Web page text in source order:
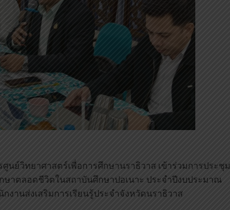
ศูนย์วิทยาศาสตร์เพื่อการศึกษานราธิวาส เข้าร่วมการประชุม
ษาตลอดชีวิตในสถาบันศึกษาปอเนาะ ประจำปีงบประมาณ
านส่งเสริมการเรียนรู้ประจำจังหวัดนราธิวาส